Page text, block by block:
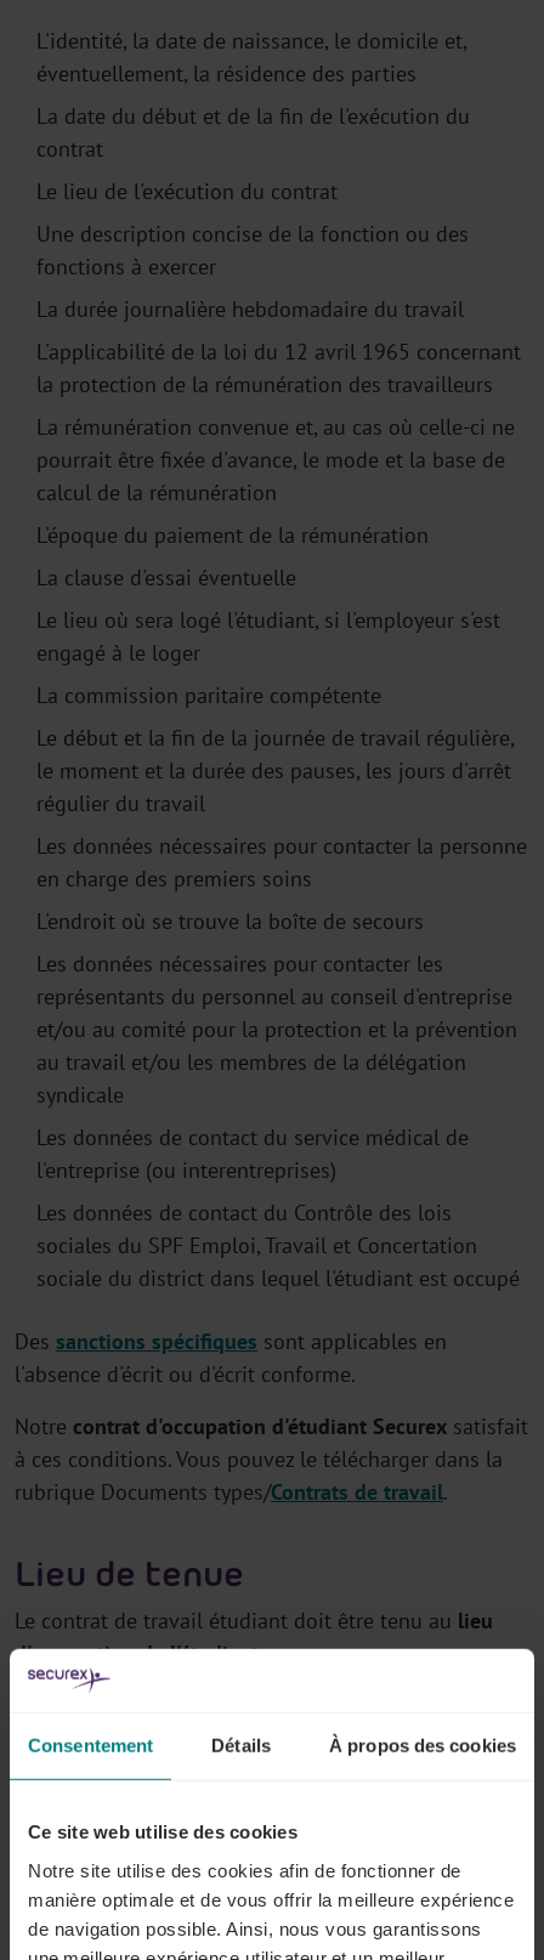
Consentement Détails À propos des cookies
Ce site web utilise des cookies
Notre site utilise des cookies afin de fonctionner de
manière optimale et de vous offrir la meilleure expérience
de navigation possible. Ainsi, nous vous garantissons
L'identité, la date de naissance, le domicile et,
éventuellement, la résidence des parties
La date du début et de la fin de l'exécution du
contrat
Le lieu de l'exécution du contrat
Une description concise de la fonction ou des
fonctions à exercer
La durée journalière hebdomadaire du travail
L'applicabilité de la loi du 12 avril 1965 concernant
la protection de la rémunération des travailleurs
La rémunération convenue et, au cas où celle-ci ne
pourrait être fixée d'avance, le mode et la base de
calcul de la rémunération
L'époque du paiement de la rémunération
La clause d'essai éventuelle
Le lieu où sera logé l'étudiant, si l'employeur s'est
engagé à le loger
La commission paritaire compétente
Le début et la fin de la journée de travail régulière,
le moment et la durée des pauses, les jours d'arrêt
régulier du travail
Les données nécessaires pour contacter la personne
en charge des premiers soins
L'endroit où se trouve la boîte de secours
Les données nécessaires pour contacter les
représentants du personnel au conseil d'entreprise
et/ou au comité pour la protection et la prévention
au travail et/ou les membres de la délégation
syndicale
Les données de contact du service médical de
l'entreprise (ou interentreprises)
Les données de contact du Contrôle des lois
sociales du SPF Emploi, Travail et Concertation
sociale du district dans lequel l'étudiant est occupé
Des sanctions spécifiques sont applicables en
l'absence d'écrit ou d'écrit conforme.
Notre contrat d'occupation d'étudiant Securex satisfait
à ces conditions. Vous pouvez le télécharger dans la
rubrique Documents types/Contrats de travail.
Lieu de tenue
Le contrat de travail étudiant doit être tenu au lieu
d'occupation de l'étudiant.
Modalités de conservation
Vous trouvez toutes les informations utiles à ce sujet
conservation des documents sociaux ?'
[1] La conclusion d'un contrat de travail